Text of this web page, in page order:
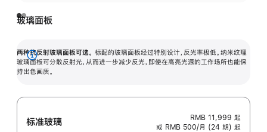
玻璃面板
两种抗反射玻璃面板可选。 标配的玻璃面板经过特别设计，反光率极低。纳米纹理
玻璃面板可分散反射光，从而进一步减少反光，即使在高亮光源的工作场所也能保
持出色画质。
展
开
标准玻璃 RMB 11,999 起
或 RMB 500/月 (24 期) 起